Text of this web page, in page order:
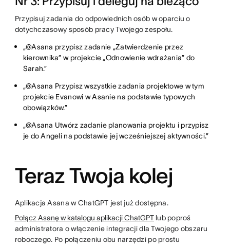
Przypisuj zadania do odpowiednich osób w oparciu o
dotychczasowy sposób pracy Twojego zespołu.
„@Asana przypisz zadanie „Zatwierdzenie przez
kierownika” w projekcie „Odnowienie wdrażania” do
Sarah.”
„@Asana Przypisz wszystkie zadania projektowe w tym
projekcie Evanowi w Asanie na podstawie typowych
obowiązków.”
„@Asana Utwórz zadanie planowania projektu i przypisz
je do Angeli na podstawie jej wcześniejszej aktywności.”
Teraz Twoja kolej
Aplikacja Asana w ChatGPT jest już dostępna.
Połącz Asanę w katalogu aplikacji ChatGPTlub poproś
administratora o włączenie integracji dla Twojego obszaru
roboczego. Po połączeniu obu narzędzi po prostu